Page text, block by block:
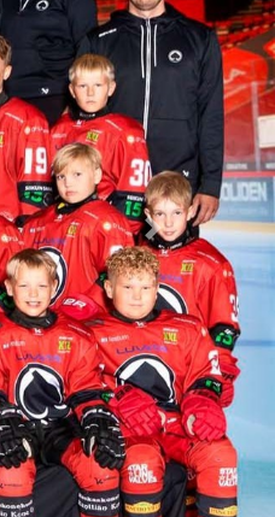
Next